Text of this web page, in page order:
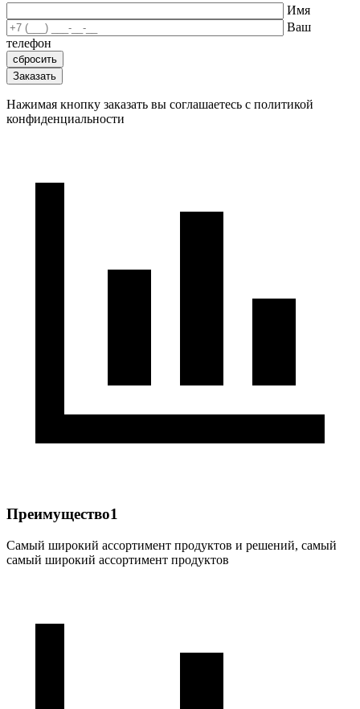
Имя
Ваш
телефон
Нажимая кнопку заказать вы соглашаетесь с политикой
конфиденциальности
Преимущество1
Самый широкий ассортимент продуктов и решений, самый
самый широкий ассортимент продуктов